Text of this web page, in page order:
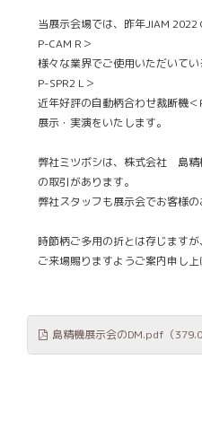
当展示会場では、昨年JIAM 2022
P-CAM R＞
様々な業界でご使用いただいて
P-SPR2 L＞
近年好評の自動柄合わせ裁断機
展示・実演をいたします。
弊社ミツボシは、株式会社 島精
の取引があります。
弊社スタッフも展示会でお客様の
時節柄ご多用の折とは存じますが
ご来場賜りますようご案内申し上
島精機展示会のDM.pdf （